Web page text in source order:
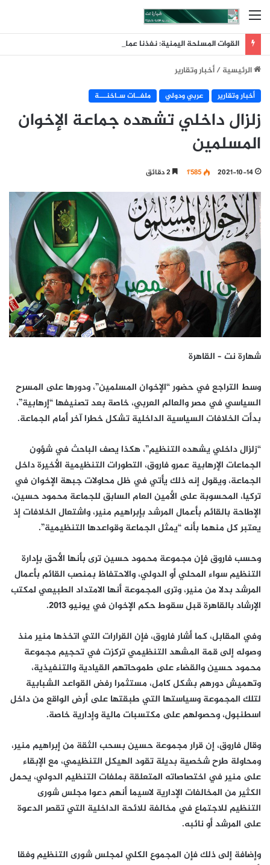
القائمة
الرئيسية/أخبار وتقارير
أخبار وتقارير عربي ودولي ملفــات سـاخنـــة
زلزال داخلي تشهده جماعة الإخوان
المسلمين
2021-10-14 1٬585
شهارة نت – القاهرة
وسط التراجع في حضور “الإخوان المسلمين”، ودورها على المسرح
السياسي في مصر والعالم العربي، خاصة بعد تصنيفها “إرهابية”،
بدأت الخلافات السياسية الداخلية تشكل خطرا آخر أمام الجماعة.
“زلزال داخلي يشهده التنظيم”، هكذا يصف الباحث في شؤون
الجماعات الإرهابية عمرو فاروق، التطورات التنظيمية الأخيرة داخل
الجماعة، ويقول إنه ذلك يأتي في ظل محاولات جبهة الإخوان في
تركيا، المحسوبة على الأمين العام السابق للجماعة محمود حسين،
الإطاحة بالقائم بأعمال المرشد بإبراهيم منير، واشتعال الخلافات إذ
يعتبر كل منهما بأنه “يمثل الجماعة وقواعدها التنظيمية”.
وحسب فاروق فإن مجموعة محمود حسين ترى بأنها الأحق بإدارة
التنظيم سواء المحلي أو الدولي، والاحتفاظ بمنصب القائم بأعمال
المرشد بدلا من منير، وترى المجموعة أنها الامتداد الطبيعي لمكتب
الإرشاد بالقاهرة قبل سقوط حكم الإخوان في يونيو 2013.
وفي المقابل، كما أشار فاروق، فإن القرارات التي اتخذها منير منذ
وصوله إلى قمة المشهد التنظيمي تركزت في تحجيم مجموعة
محمود حسين والقضاء على طموحاتهم القيادية والتنفيذية،
وتهميش دورهم بشكل كامل، مستثمرا رفض القواعد الشبابية
لتلك المجموعة وسياستها التي طبقتها على أرض الواقع من داخل
اسطنبول، وحصولهم على مكتسبات مالية وإدارية خاصة.
وقال فاروق، إن قرار مجموعة حسين بسحب الثقة من إبراهيم منير،
ومحاولة طرح شخصية بديلة تقود الهيكل التنظيمي، مع الإبقاء
على منير في اختصاصاته المتعلقة بملفات التنظيم الدولي، يحمل
الكثير من المخالفات الإدارية لاسيما أنهم دعوا مجلس شورى
التنظيم للاجتماع في مخالفة للائحة الداخلية التي تقصر الدعوة
على المرشد أو نائبه.
وإضافة إلى ذلك فإن المجموع الكلي لمجلس شورى التنظيم وفقا